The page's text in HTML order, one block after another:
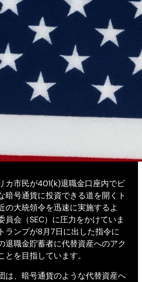
カ市民が401(k)退職金口座内でビ
暗号通貨に投資できる道を開くト
の大統領令を迅速に実施するよ
員会（SEC）に圧力をかけていま
ランプが8月7日に出した指令に
退職金貯蓄者に代替資産へのアク
を目指しています。
は、暗号通貨のような代替資産へ